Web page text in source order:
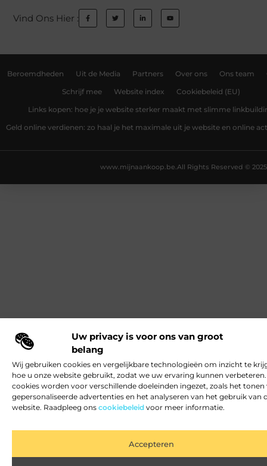
Uw privacy is voor ons van groot
belang
Wij gebruiken cookies en vergelijkbare technologieën om inzicht te
hoe u onze website gebruikt, zodat we uw ervaring kunnen verbeteren.
cookies worden voor verschillende doeleinden ingezet, zoals het tonen
gepersonaliseerde advertenties en het analyseren van het gebruik van
website. Raadpleeg ons cookiebeleid voor meer informatie.
Accepteren
Vind Ons Hier :
Beroemdheden Uit de Media Partners Over ons Ons team
Schrijf mee Website index Cookiebeleid (EU)
Links kopen: hoe je je website sterker maakt met slimme
Geld online verdienen: zo haal je het maximale uit je website en online
All Rights Reserved © 2025
www.mijnaankoop.be.